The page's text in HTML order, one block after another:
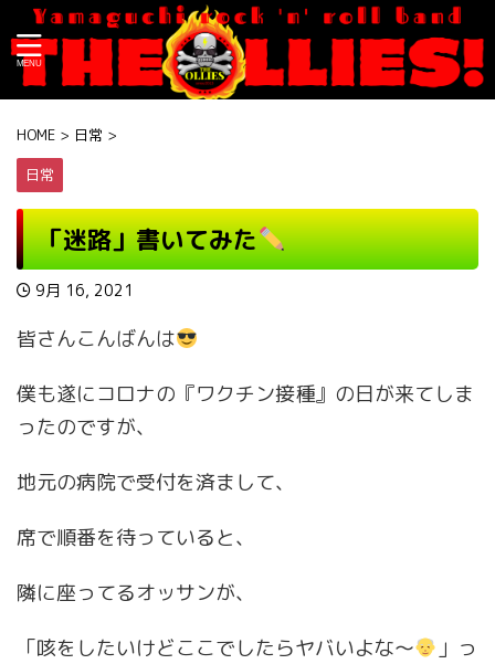
HOME > 日常 >
日常
「迷路」書いてみた
9月 16, 2021
皆さんこんばんは
僕も遂にコロナの『ワクチン接種』の日が来てしま
ったのですが、
地元の病院で受付を済まして、
席で順番を待っていると、
隣に座ってるオッサンが、
「咳をしたいけどここでしたらヤバいよな〜
」っ